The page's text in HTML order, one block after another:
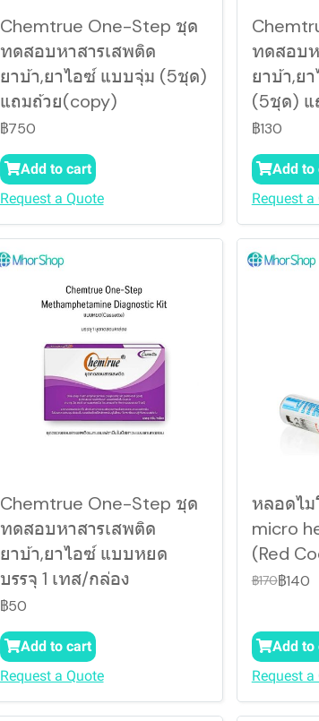
Chemtrue One-Step ชุด
ทดสอบหาสารเสพติด
ยาบ้า,ยาไอซ์ แบบจุ่ม (5ชุด)
แถมถ้วย(copy)
฿750
Add to cart
Request a Quote
ทดสอบ
ยาบ้า,ย
(5ชุด) แ
฿130
Add to
Request a
Chemtrue One-Step ชุด
ทดสอบหาสารเสพติด
ยาบ้า,ยาไอซ์ แบบหยด
บรรจุ 1 เทส/กล่อง
฿50
Add to cart
Request a Quote
หลอดไม
micro
(Red
฿170฿140
Add to
Request a